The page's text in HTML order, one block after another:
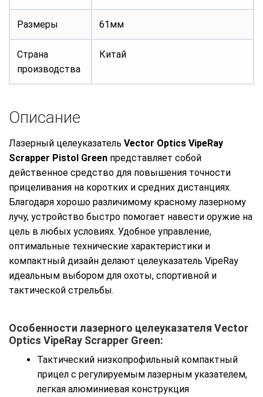
Размеры 61мм
Страна
производства
Китай
Описание
Лазерный целеуказатель Vector Optics VipeRay
Scrapper Pistol Green представляет собой
действенное средство для повышения точности
прицеливания на коротких и средних дистанциях.
Благодаря хорошо различимому красному лазерному
лучу, устройство быстро помогает навести оружие на
цель в любых условиях. Удобное управление,
оптимальные технические характеристики и
компактный дизайн делают целеуказатель VipeRay
идеальным выбором для охоты, спортивной и
тактической стрельбы.
Особенности лазерного целеуказателя Vector
Optics VipeRay Scrapper Green:
Тактический низкопрофильный компактный
прицел с регулируемым лазерным указателем,
легкая алюминиевая конструкция